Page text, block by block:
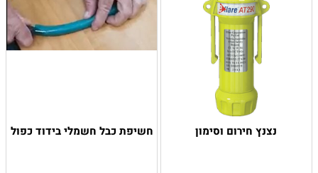
נצנץ חירום וסימון חשיפת כבל חשמלי בידוד כפול